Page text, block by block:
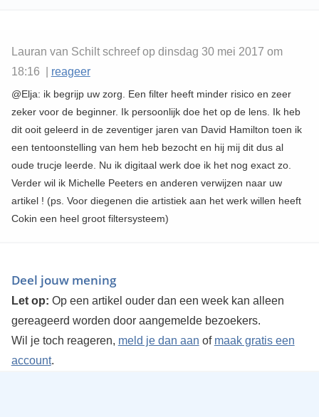
Lauran van Schilt schreef op dinsdag 30 mei 2017 om
18:16 | reageer
@Elja: ik begrijp uw zorg. Een filter heeft minder risico en zeer
zeker voor de beginner. Ik persoonlijk doe het op de lens. Ik heb
dit ooit geleerd in de zeventiger jaren van David Hamilton toen ik
een tentoonstelling van hem heb bezocht en hij mij dit dus al
oude trucje leerde. Nu ik digitaal werk doe ik het nog exact zo.
Verder wil ik Michelle Peeters en anderen verwijzen naar uw
artikel ! (ps. Voor diegenen die artistiek aan het werk willen heeft
Cokin een heel groot filtersysteem)
Deel jouw mening
Let op: Op een artikel ouder dan een week kan alleen
gereageerd worden door aangemelde bezoekers.
Wil je toch reageren, meld je dan aan of maak gratis een
account.